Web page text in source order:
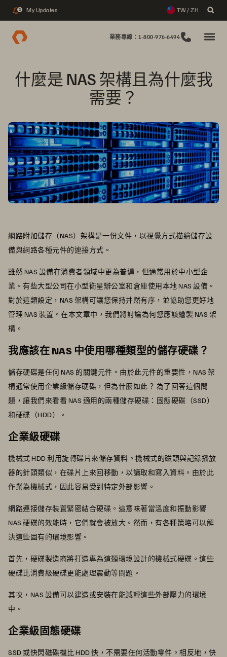
2 My Updates TW / ZH
業務專線：1-800-976-6494
什麼是 NAS 架構且為什麼我
需要？
網路附加儲存（NAS）架構是一份文件，以視覺方式描繪儲存設
備與網路各種元件的連接方式。
雖然 NAS 設備在消費者領域中更為普遍，但通常用於中小型企
業。有些大型公司在小型衛星辦公室和倉庫使用本地 NAS 設備。
對於這類設定，NAS 架構可讓您保持井然有序，並協助您更好地
管理 NAS 裝置。在本文章中，我們將討論為何您應該繪製 NAS 架
構。
我應該在 NAS 中使用哪種類型的儲存硬碟？
儲存硬碟是任何 NAS 的關鍵元件。由於此元件的重要性，NAS 架
構通常使用企業級儲存硬碟，但為什麼如此？ 為了回答這個問
題，讓我們來看看 NAS 適用的兩種儲存硬碟：固態硬碟（SSD）
和硬碟（HDD）。
企業級硬碟
機械式 HDD 利用旋轉碟片來儲存資料。機械式的磁頭與記錄播放
器的針頭類似，在碟片上來回移動，以讀取和寫入資料。由於此
作業為機械式，因此容易受到特定外部影響。
網路連接儲存裝置緊密結合硬碟。這意味著當溫度和振動影響
NAS 硬碟的效能時，它們就會被放大。然而，有各種策略可以解
決這些固有的環境影響。
首先，硬碟製造商將打造專為這類環境設計的機械式硬碟。這些
硬碟比消費級硬碟更能處理震動等問題。
其次，NAS 設備可以建造或安裝在能減輕這些外部壓力的環境
中。
企業級固態硬碟
SSD 或快閃磁碟機比 HDD 快，不需要任何活動零件。相反地，快